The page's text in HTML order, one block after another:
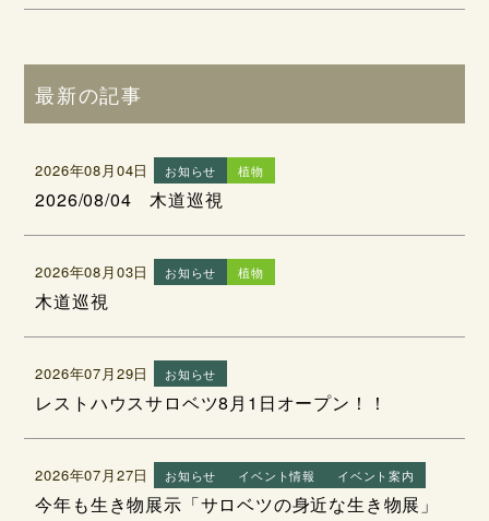
最新の記事
2026年08月04日 お知らせ 植物
2026/08/04 木道巡視
2026年08月03日 お知らせ 植物
木道巡視
2026年07月29日 お知らせ
レストハウスサロベツ8月1日オープン！！
2026年07月27日 お知らせ イベント情報 イベント案内
今年も生き物展示「サロベツの身近な生き物展」